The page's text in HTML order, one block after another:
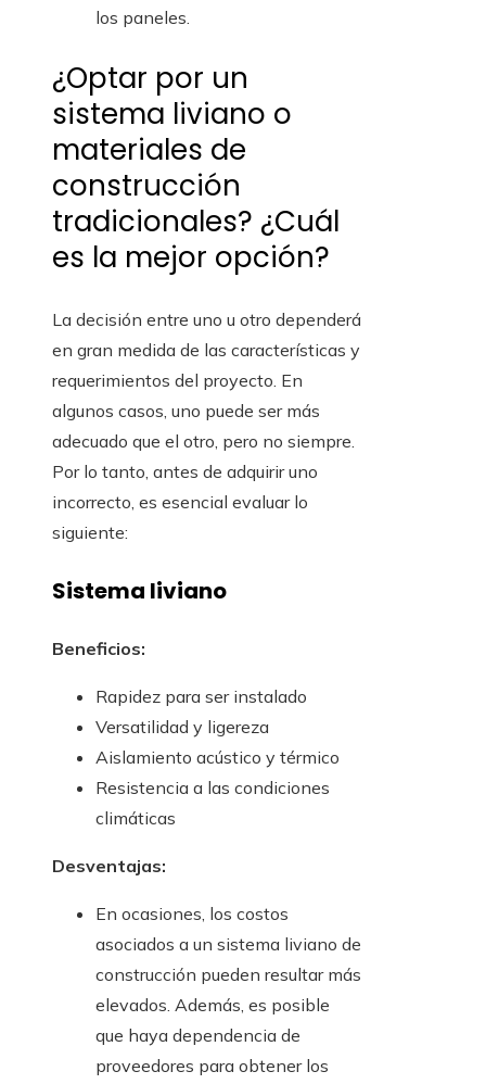
los paneles.
¿Optar por un
sistema liviano o
materiales de
construcción
tradicionales? ¿Cuál
es la mejor opción?
La decisión entre uno u otro dependerá
en gran medida de las características y
requerimientos del proyecto. En
algunos casos, uno puede ser más
adecuado que el otro, pero no siempre.
Por lo tanto, antes de adquirir uno
incorrecto, es esencial evaluar lo
siguiente:
Sistema liviano
Beneficios:
Rapidez para ser instalado
Versatilidad y ligereza
Aislamiento acústico y térmico
Resistencia a las condiciones
climáticas
Desventajas:
En ocasiones, los costos
asociados a un sistema liviano de
construcción pueden resultar más
elevados. Además, es posible
que haya dependencia de
proveedores para obtener los